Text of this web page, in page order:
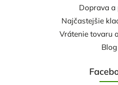
Doprava a
Najčastejšie
Vrátenie tovaru
Blog